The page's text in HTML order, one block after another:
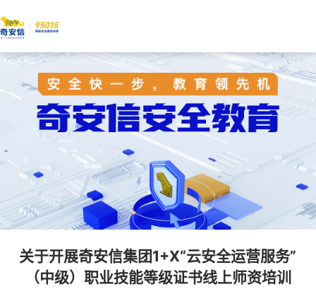
关于开展奇安信集团1+X“云安全运营服务”
（中级）职业技能等级证书线上师资培训